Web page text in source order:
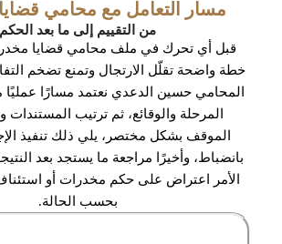
مسار التعامل مع محامي
من التقييم إلى ما بعد الحكم
قبل أي تحرك في ملف محامي قضايا
خطة واضحة تقلّل الارتجال وتمنع تضخم
المحامي حسين الدعدي نعتمد مسارًا عمليًا
المرحلة والوقائع، ثم ترتيب
الموقف بشكل مختصر، يلي ذلك تنفيذ
بانضباط، وأخيرًا مراجعة ما يستجد بعد
الأمر اعتراض على حكم مخدرات أو
بحسب الحالة.